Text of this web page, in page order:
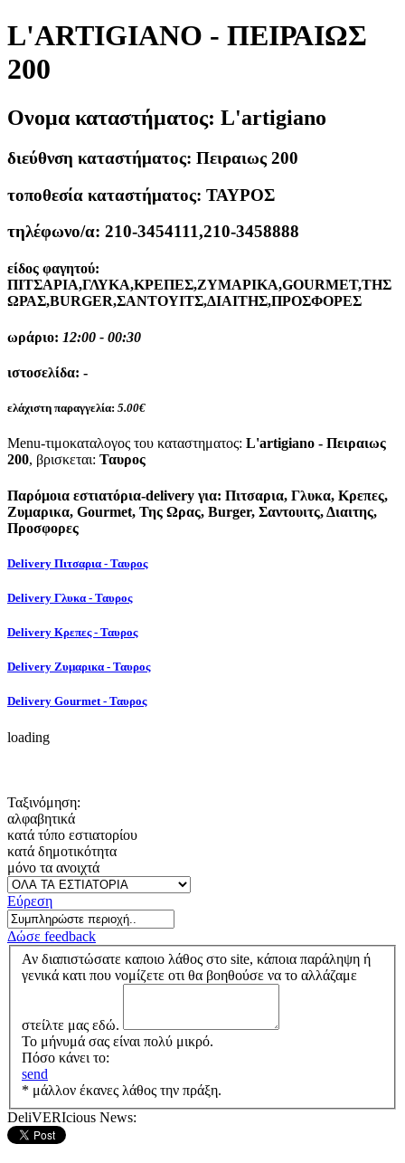
L'ARTIGIANO - ΠΕΙΡΑΙΩΣ
200
Ονομα καταστήματος: L'artigiano
διεύθνση καταστήματος: Πειραιως 200
τοποθεσία καταστήματος: ΤΑΥΡΟΣ
τηλέφωνο/α: 210-3454111,210-3458888
είδος φαγητού:
ΠΙΤΣΑΡΙΑ,ΓΛΥΚΑ,ΚΡΕΠΕΣ,ΖΥΜΑΡΙΚΑ,GOURMET,ΤΗΣ
ΩΡΑΣ,BURGER,ΣΑΝΤΟΥΙΤΣ,ΔΙΑΙΤΗΣ,ΠΡΟΣΦΟΡΕΣ
ωράριο: 12:00 - 00:30
ιστοσελίδα: -
ελάχιστη παραγγελία: 5.00€
Menu-τιμοκαταλογος του καταστηματος: L'artigiano - Πειραιως
200, βρισκεται: Ταυρος
Παρόμοια εστιατόρια-delivery για: Πιτσαρια, Γλυκα, Κρεπες,
Ζυμαρικα, Gourmet, Της Ωρας, Burger, Σαντουιτς, Διαιτης,
Προσφορες
Delivery Πιτσαρια - Ταυρος
Delivery Γλυκα - Ταυρος
Delivery Κρεπες - Ταυρος
Delivery Ζυμαρικα - Ταυρος
Delivery Gourmet - Ταυρος
loading
Ταξινόμηση:
αλφαβητικά
κατά τύπο εστιατορίου
κατά δημοτικότητα
μόνο τα ανοιχτά
Εύρεση
Δώσε feedback
Αν διαπιστώσατε καποιο λάθος στο site, κάποια παράληψη ή
γενικά κατι που νομίζετε οτι θα βοηθούσε να το αλλάζαμε
στείλτε μας εδώ.
Το μήνυμά σας είναι πολύ μικρό.
Πόσο κάνει το:
send
* μάλλον έκανες λάθος την πράξη.
DeliVERIcious News: